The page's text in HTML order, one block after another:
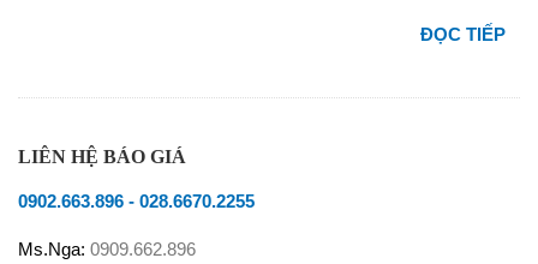
ĐỌC TIẾP
LIÊN HỆ BÁO GIÁ
0902.663.896 - 028.6670.2255
Ms.Nga: 0909.662.896